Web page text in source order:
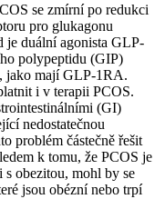
se zmírní po redukci
pro glukagonu
duální agonista GLP-
polypeptidu (GIP)
jako mají GLP-1RA.
i v terapii PCOS.
(GI)
nedostatečnou
problém částečně řešit
k tomu, že PCOS je
s obezitou, mohl by se
jsou obézní nebo trpí